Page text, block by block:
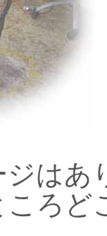
はあ
ろど